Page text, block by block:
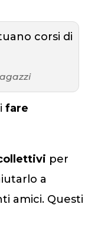
fare
per
a
amici. Questi